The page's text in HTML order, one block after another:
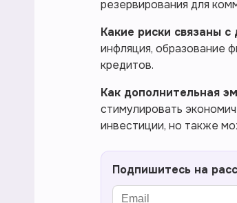
резервирования для
Какие риски связаны
инфляция, образование
кредитов.
Как дополнительная
стимулировать
инвестиции, но также
Подпишитесь на